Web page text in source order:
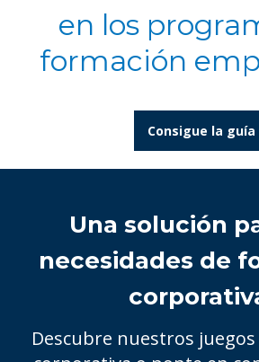
en los
formación
Consigue la guía
Una solución
necesidades de
Descubre nuestros